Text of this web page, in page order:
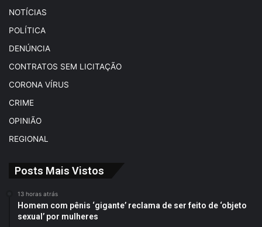
NOTÍCIAS
POLÍTICA
DENÚNCIA
CONTRATOS SEM LICITAÇÃO
CORONA VÍRUS
CRIME
OPINIÃO
REGIONAL
Posts Mais Vistos
13 horas atrás
Homem com pênis ‘gigante’ reclama de ser feito de ‘objeto
sexual’ por mulheres